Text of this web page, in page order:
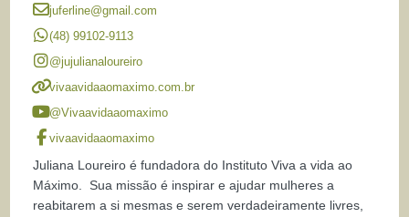
juferline@gmail.com
(48) 99102-9113
@jujulianaloureiro
vivaavidaaomaximo.com.br
@Vivaavidaaomaximo
vivaavidaaomaximo
Juliana Loureiro é fundadora do Instituto Viva a vida ao
Máximo. Sua missão é inspirar e ajudar mulheres a
reabitarem a si mesmas e serem verdadeiramente livres,